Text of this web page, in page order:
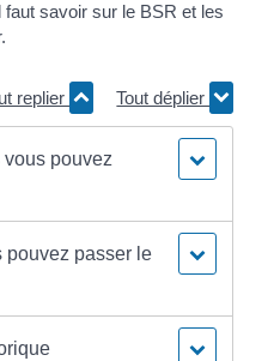
savoir sur le BSR et les
replier Tout déplier
pouvez
pouvez passer le